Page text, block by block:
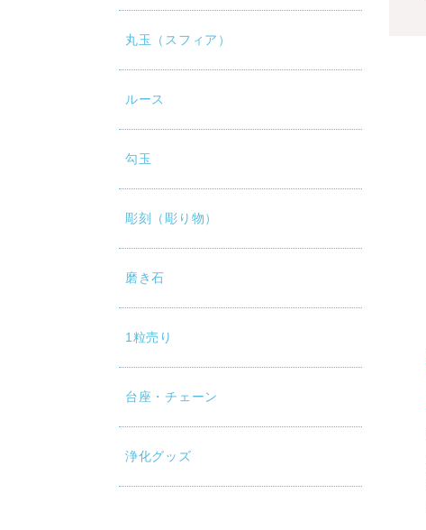
丸玉（スフィア）
ルース
勾玉
彫刻（彫り物）
磨き石
1粒売り
台座・チェーン
浄化グッズ